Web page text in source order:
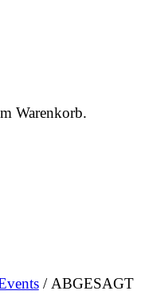
Warenkorb.
/ ABGESAGT